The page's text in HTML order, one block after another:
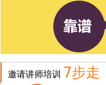
邀请讲师培训 7步走